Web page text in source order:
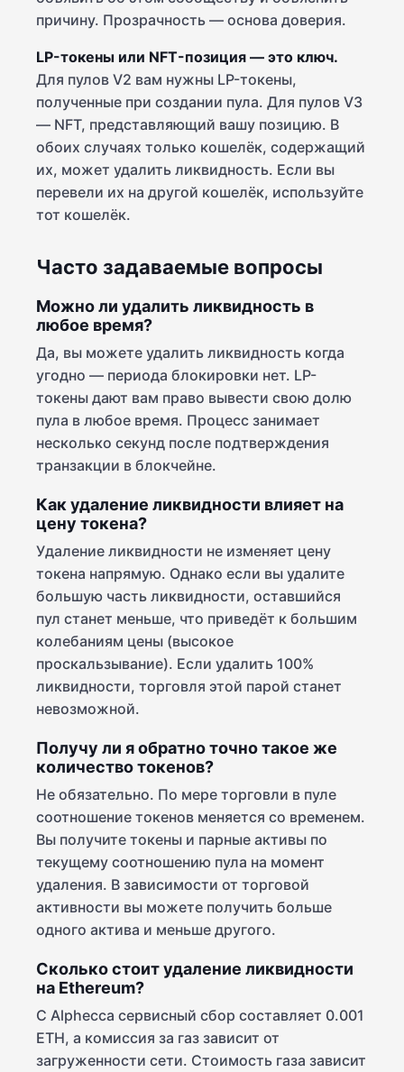
причину. Прозрачность — основа доверия.
LP-токены или NFT-позиция — это ключ.
Для пулов V2 вам нужны LP-токены,
полученные при создании пула. Для пулов V3
— NFT, представляющий вашу позицию. В
обоих случаях только кошелёк, содержащий
их, может удалить ликвидность. Если вы
перевели их на другой кошелёк, используйте
тот кошелёк.
Часто задаваемые вопросы
Можно ли удалить ликвидность в
любое время?
Да, вы можете удалить ликвидность когда
угодно — периода блокировки нет. LP-
токены дают вам право вывести свою долю
пула в любое время. Процесс занимает
несколько секунд после подтверждения
транзакции в блокчейне.
Как удаление ликвидности влияет на
цену токена?
Удаление ликвидности не изменяет цену
токена напрямую. Однако если вы удалите
большую часть ликвидности, оставшийся
пул станет меньше, что приведёт к большим
колебаниям цены (высокое
проскальзывание). Если удалить 100%
ликвидности, торговля этой парой станет
невозможной.
Получу ли я обратно точно такое же
количество токенов?
Не обязательно. По мере торговли в пуле
соотношение токенов меняется со временем.
Вы получите токены и парные активы по
текущему соотношению пула на момент
удаления. В зависимости от торговой
активности вы можете получить больше
одного актива и меньше другого.
Сколько стоит удаление ликвидности
на Ethereum?
С Alphecca сервисный сбор составляет 0.001
ETH, а комиссия за газ зависит от
загруженности сети. Стоимость газа зависит